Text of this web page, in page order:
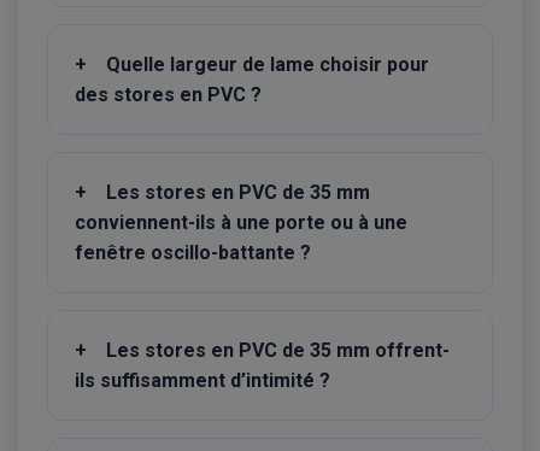
+
Quelle largeur de lame choisir pour
des stores en PVC ?
+
Les stores en PVC de 35 mm
conviennent-ils à une porte ou à une
fenêtre oscillo-battante ?
+
Les stores en PVC de 35 mm offrent-
ils suffisamment d’intimité ?